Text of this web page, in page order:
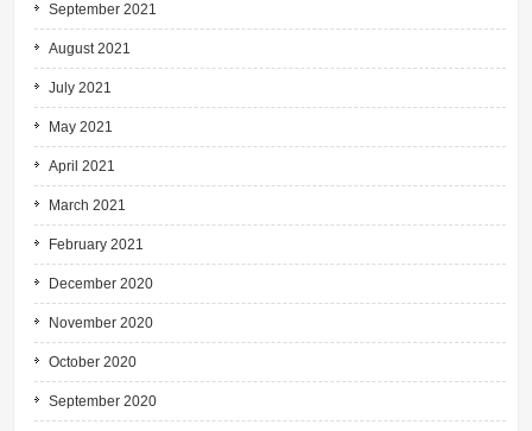
September 2021
August 2021
July 2021
May 2021
April 2021
March 2021
February 2021
December 2020
November 2020
October 2020
September 2020